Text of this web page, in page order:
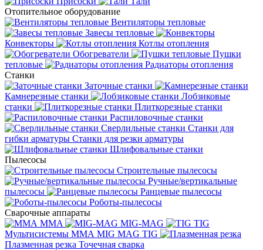
Отопительное оборудование
Вентиляторы тепловые
Завесы тепловые
Конвекторы
Котлы отопления
Обогреватели
Пушки
тепловые
Радиаторы отопления
Станки
Заточные станки
Камнерезные станки
Лобзиковые
станки
Плиткорезные станки
Распиловочные станки
Сверлильные станки Станки для
гибки арматуры Станки для резки арматуры
Шлифовальные станки
Пылесосы
Строительные пылесосы
Ручные/вертикальные
пылесосы
Ранцевые пылесосы
Роботы-пылесосы
Сварочные аппараты
MMA
MIG-MAG
TIG
Мультисистемы ММА MIG MAG TIG
Плазменная резка Точечная сварка